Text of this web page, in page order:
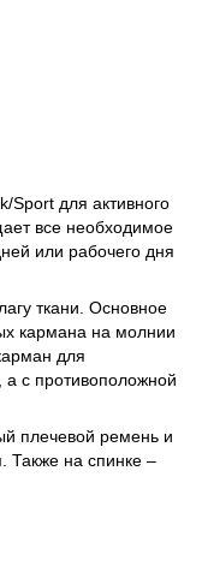
Sport для активного
все необходимое
или рабочего дня
ткани. Основное
кармана на молнии
для
с противоположной
плечевой ремень и
Также на спинке –